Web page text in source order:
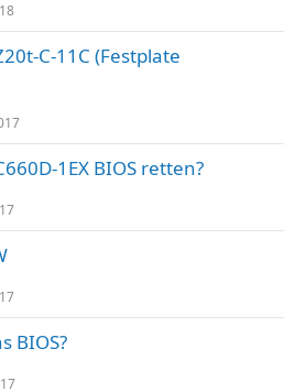
C-11C (Festplate
1EX BIOS retten?
BIOS?